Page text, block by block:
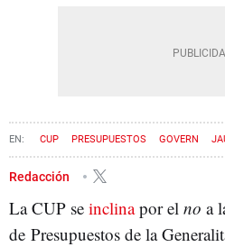
CUP PRESUPUESTOS GOVERN
Redacción
La CUP se inclinapor el no a
de Presupuestos de la